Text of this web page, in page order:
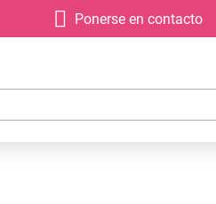
Ponerse en contacto